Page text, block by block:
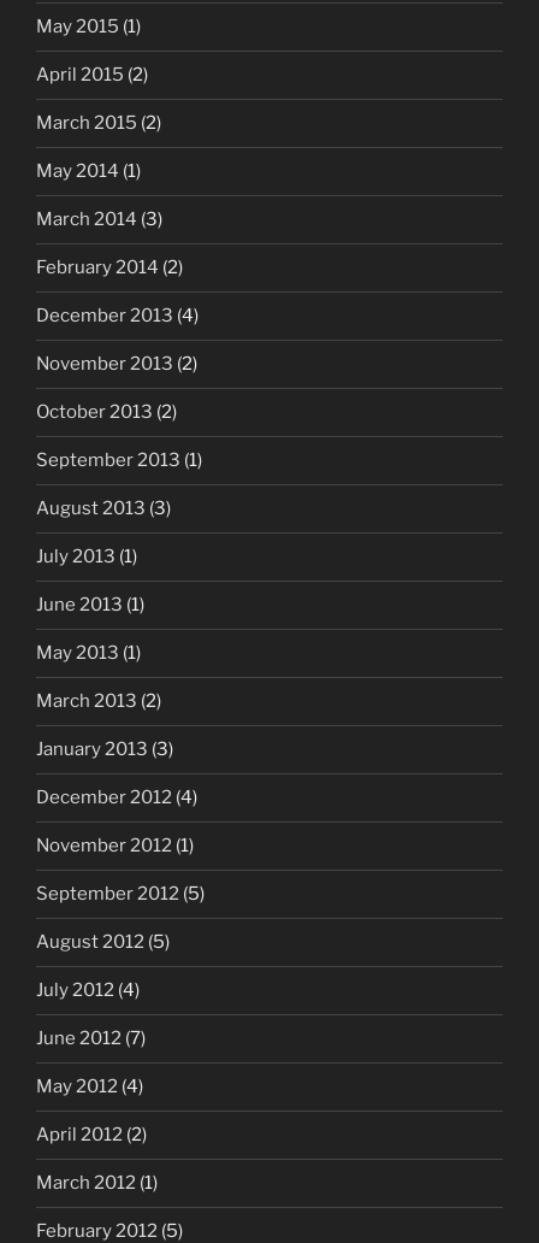
May 2015 (1)
April 2015 (2)
March 2015 (2)
May 2014 (1)
March 2014 (3)
February 2014 (2)
December 2013 (4)
November 2013 (2)
October 2013 (2)
September 2013 (1)
August 2013 (3)
July 2013 (1)
June 2013 (1)
May 2013 (1)
March 2013 (2)
January 2013 (3)
December 2012 (4)
November 2012 (1)
September 2012 (5)
August 2012 (5)
July 2012 (4)
June 2012 (7)
May 2012 (4)
April 2012 (2)
March 2012 (1)
February 2012 (5)